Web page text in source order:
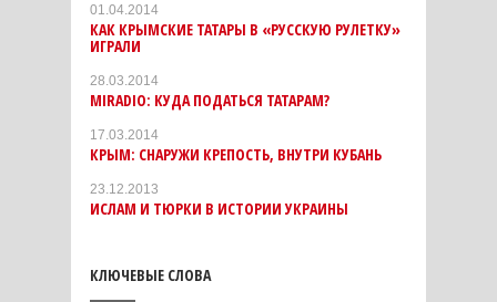
01.04.2014
КАК КРЫМСКИЕ ТАТАРЫ В «РУССКУЮ РУЛЕТКУ»
ИГРАЛИ
28.03.2014
MIRADIO: КУДА ПОДАТЬСЯ ТАТАРАМ?
17.03.2014
КРЫМ: СНАРУЖИ КРЕПОСТЬ, ВНУТРИ КУБАНЬ
23.12.2013
ИСЛАМ И ТЮРКИ В ИСТОРИИ УКРАИНЫ
КЛЮЧЕВЫЕ СЛОВА